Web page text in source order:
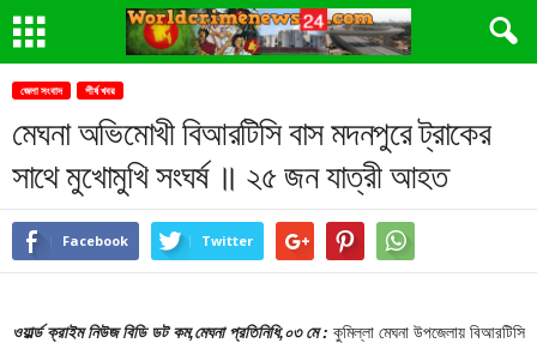
জেলা সংবাদ শীর্ষ খবর
মেঘনা অভিমোখী বিআরটিসি বাস মদনপুরে ট্রাকের
সাথে মুখোমুখি সংঘর্ষ ॥ ২৫ জন যাত্রী আহত
Facebook Twitter
ওয়ার্ল্ড ক্রাইম নিউজ বিডি ডট কম,মেঘনা প্রতিনিধি,০৩ মে : কুমিল্লা মেঘনা উপজেলায় বিআরটিসি